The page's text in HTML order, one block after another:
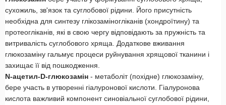
сухожиль, зв'язок та суглобової рідини. Його присутність
необхідна для синтезу глікозаміногліканів (хондроїтину) та
протеогліканів, які в свою чергу відповідають за пружність та
витривалість суглобового хряща. Додаткове вживання
глюкозаміну гальмує процеси руйнування хрящової тканини і
захищає її від пошкодження.
N-ацетил-D-глюкозамін - метаболіт (похідне) глюкозаміну,
бере участь в утворенні гіалуронової кислоти. Гіалуронова
кислота важливий компонент синовіальної суглобової рідини,